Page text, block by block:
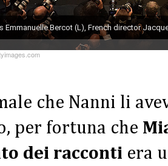
che Nanni li
per fortuna che
dei racconti era